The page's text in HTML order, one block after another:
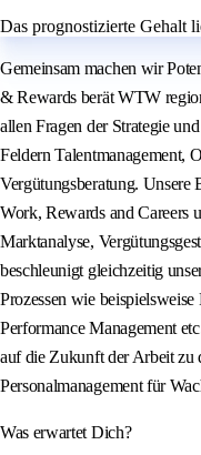
Das prognostizierte Gehalt
Gemeinsam machen wir
& Rewards berät WTW
allen Fragen der Strategie
Feldern Talentmanagement,
Vergütungsberatung. Unsere
Work, Rewards and Careers
Marktanalyse,
beschleunigt gleichzeitig
Prozessen wie
Performance Management
auf die Zukunft der Arbeit zu
Personalmanagement für
Was erwartet Dich?